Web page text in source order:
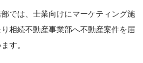
では、士業向けにマーケティング施
相続不動産事業部へ不動産案件を届
す。